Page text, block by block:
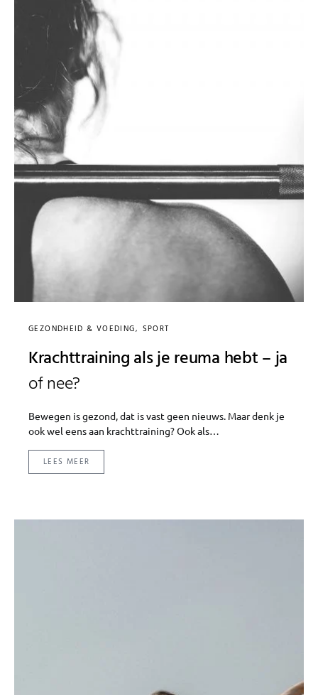
GEZONDHEID & VOEDING SPORT
Krachttraining als je reuma hebt – ja
of nee?
Bewegen is gezond, dat is vast geen nieuws. Maar denk je
ook wel eens aan krachttraining? Ook als…
LEES MEER